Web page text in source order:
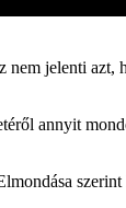
jelenti azt,
annyit